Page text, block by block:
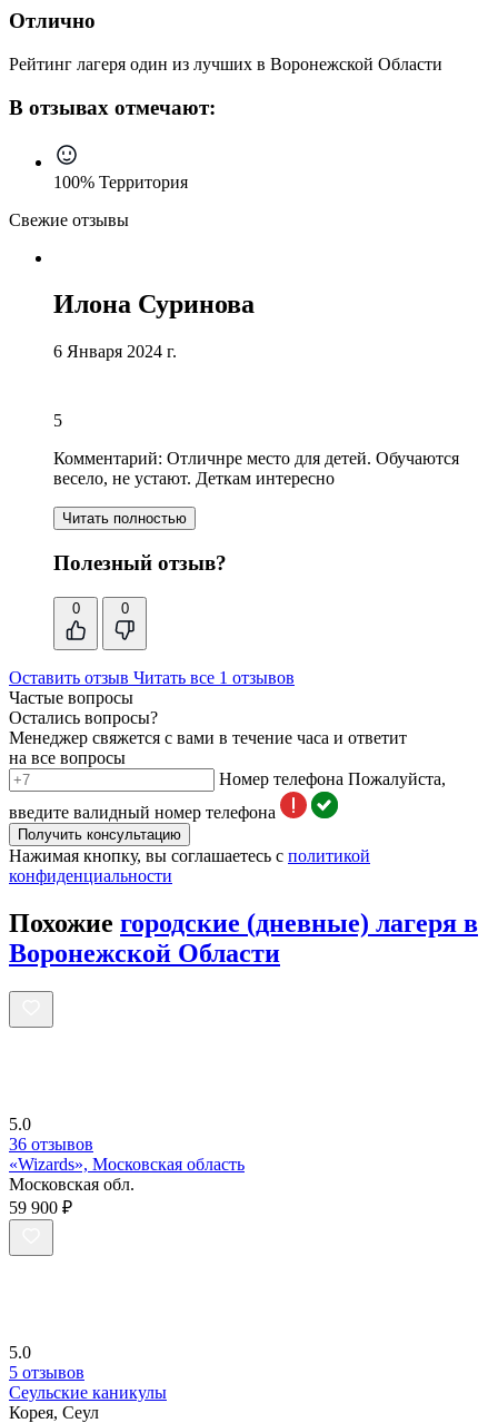
Отлично
Рейтинг лагеря один из лучших в Воронежской Области
В отзывах отмечают:
100% Территория
Свежие отзывы
Илона Суринова
6 Января 2024 г.
5
Комментарий: Отличнре место для детей. Обучаются
весело, не устают. Деткам интересно
Читать полностью
Полезный отзыв?
0 0
Оставить отзыв Читать все 1 отзывов
Частые вопросы
Остались вопросы?
Менеджер свяжется с вами в течение часа и ответит
на все вопросы
Номер телефона Пожалуйста,
введите валидный номер телефона
Получить консультацию
Нажимая кнопку, вы соглашаетесь с политикой
конфиденциальности
Похожие городские (дневные) лагеря в
Воронежской Области
5.0
36 отзывов
«Wizards», Московская область
Московская обл.
59 900 ₽
5.0
5 отзывов
Сеульские каникулы
Корея, Сеул